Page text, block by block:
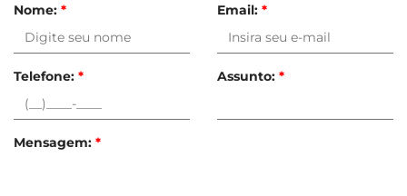
Nome: * Email: *
Telefone: * Assunto: *
Mensagem: *